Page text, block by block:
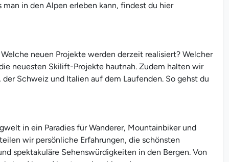
in den Alpen erleben kann, findest du hier
neuen Projekte werden derzeit realisiert? Welcher
neuesten Skilift-Projekte hautnah. Zudem halten wir
Schweiz und Italien auf dem Laufenden. So gehst du
in ein Paradies für Wanderer, Mountainbiker und
wir persönliche Erfahrungen, die schönsten
spektakuläre Sehenswürdigkeiten in den Bergen. Von